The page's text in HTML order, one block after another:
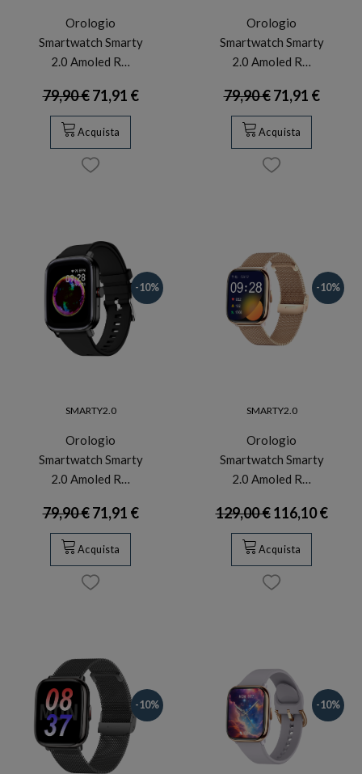
Orologio
Smartwatch Smarty
2.0 Amoled R…
79,90 €71,91 €
Acquista
Orologio
Smartwatch Smarty
2.0 Amoled R…
79,90 €71,91 €
Acquista
-10%
SMARTY2.0
Orologio
Smartwatch Smarty
2.0 Amoled R…
79,90 €71,91 €
Acquista
-10%
SMARTY2.0
Orologio
Smartwatch Smarty
2.0 Amoled R…
129,00 €116,10 €
Acquista
-10% -10%